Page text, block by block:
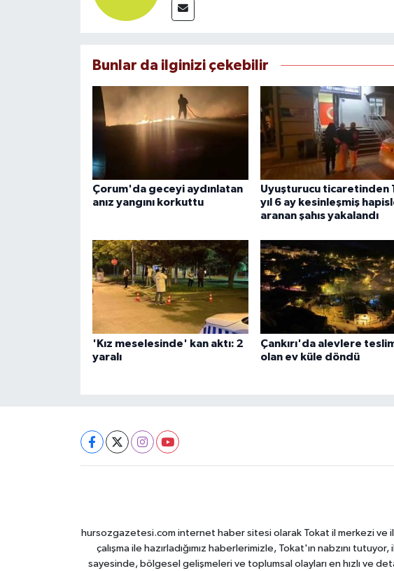
Bunlar da ilginizi çekebilir
Çorum'da geceyi aydınlatan
anız yangını korkuttu
Uyuşturucu ticaretinden
yıl 6 ay kesinleşmiş
aranan şahıs yakalandı
'Kız meselesinde' kan aktı: 2
yaralı
Çankırı'da alevlere
olan ev küle döndü
hursozgazetesi.com internet haber sitesi olarak Tokat il merkezi ve
çalışma ile hazırladığımız haberlerimizle, Tokat'ın nabzını
sayesinde, bölgesel gelişmeleri ve toplumsal olayları en hızlı ve